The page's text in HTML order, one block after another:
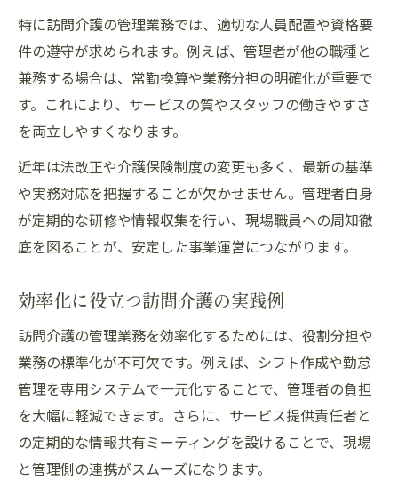
訪問介護の長時間労働を防ぐ対策例
管理者とヘルパーの業務区分を見直す理由
管理者に必要なスキルとキャリア戦略
訪問介護管理者に求められる必須スキル
訪問介護で活きるマネジメント力の磨き方
管理業務で差がつくキャリアアップの道
訪問介護管理者の成長に必要な研修内容
訪問介護でキャリアを築く戦略とは
訪問介護の労務管理で注意すべき点
人員配置基準に基づく訪問介護の管理術
訪問介護管理業務のシフト作成の工夫
訪問介護で労務トラブルを防ぐ管理方法
人員不足を乗り越える訪問介護の工夫例
サ責・管理者の違いと兼務の実情とは
特に訪問介護の管理業務では、適切な人員配置や資格要
件の遵守が求められます。例えば、管理者が他の職種と
兼務する場合は、常勤換算や業務分担の明確化が重要で
す。これにより、サービスの質やスタッフの働きやすさ
を両立しやすくなります。
近年は法改正や介護保険制度の変更も多く、最新の基準
や実務対応を把握することが欠かせません。管理者自身
が定期的な研修や情報収集を行い、現場職員への周知徹
底を図ることが、安定した事業運営につながります。
効率化に役立つ訪問介護の実践例
訪問介護の管理業務を効率化するためには、役割分担や
業務の標準化が不可欠です。例えば、シフト作成や勤怠
管理を専用システムで一元化することで、管理者の負担
を大幅に軽減できます。さらに、サービス提供責任者と
の定期的な情報共有ミーティングを設けることで、現場
と管理側の連携がスムーズになります。